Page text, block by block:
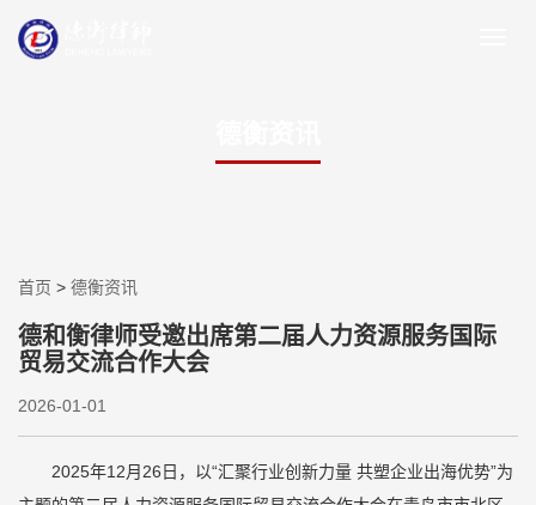
首页 > 德衡资讯
德和衡律师受邀出席第二届人力资源服务国际
贸易交流合作大会
2026-01-01
2025年12月26日，以“汇聚行业创新力量 共塑企业出海优势”为